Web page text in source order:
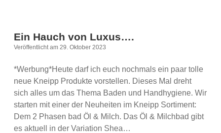
Ein Hauch von Luxus….
Veröffentlicht am 29. Oktober 2023
*Werbung*Heute darf ich euch nochmals ein paar tolle
neue Kneipp Produkte vorstellen. Dieses Mal dreht
sich alles um das Thema Baden und Handhygiene. Wir
starten mit einer der Neuheiten im Kneipp Sortiment:
Dem 2 Phasen bad Öl & Milch. Das Öl & Milchbad gibt
es aktuell in der Variation Shea…